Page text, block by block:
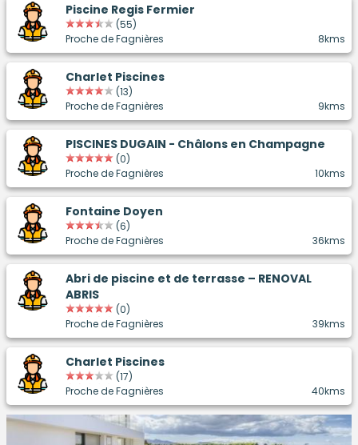
Piscine Regis Fermier
(55)
Proche de Fagnières
8kms
Charlet Piscines
(13)
Proche de Fagnières
9kms
PISCINES DUGAIN - Châlons en Champagne
(0)
Proche de Fagnières
10kms
Fontaine Doyen
(6)
Proche de Fagnières
36kms
Abri de piscine et de terrasse – RENOVAL
ABRIS
(0)
Proche de Fagnières
39kms
Charlet Piscines
(17)
Proche de Fagnières
40kms